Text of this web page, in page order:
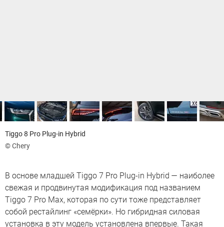
Tiggo 8 Pro Plug-in Hybrid
© Chery
В основе младшей Тiggo 7 Pro Plug-in Hybrid — наиболее
свежая и продвинутая модификация под названием
Tiggo 7 Pro Max, которая по сути тоже представляет
собой рестайлинг «семёрки». Но гибридная силовая
установка в эту модель установлена впервые. Такая